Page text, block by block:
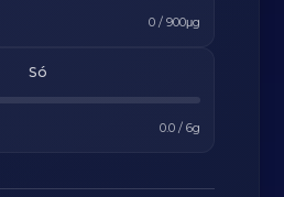
0/ 900μg
Só
0.0/ 6g